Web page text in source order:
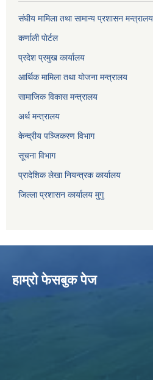
संघीय मामिला तथा सामान्य प्रशासन मन्त्रालय
कर्णाली पाेर्टल
प्रदेश प्रमुख कार्यालय
आर्थिक मामिला तथा याेजना मन्त्रालय
सामाजिक विकास मन्त्रालय
अर्थ मन्त्रालय
केन्द्रीय पञ्जिकरण विभाग
सूचना विभाग
प्रादेशिक लेखा नियन्त्रक कार्यालय
जिल्ला प्रशासन कार्यालय मुगु
हाम्राे फेसबुक पेज